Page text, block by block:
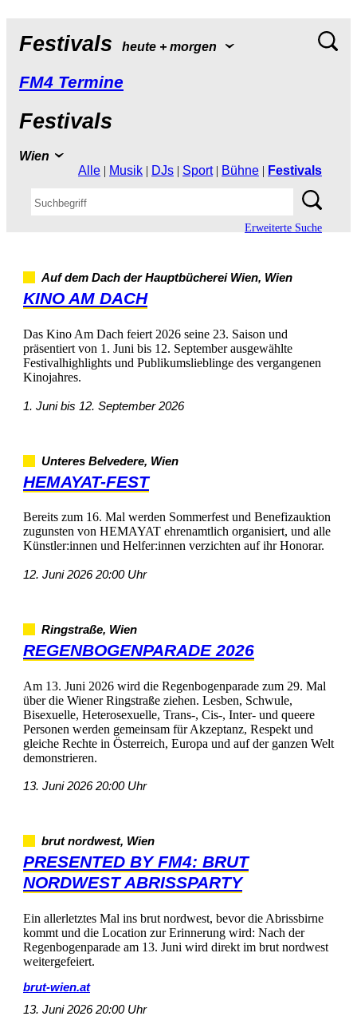
Festivals heute+morgen
FM4Termine
Festivals
Wien
Alle | Musik | DJs | Sport| Bühne | Festivals
ErweiterteSuche
AufdemDachderHauptbüchereiWien,Wien
KINOAMDACH
DasKinoAmDachfeiert2026seine23.Saisonund
präsentiertvon1.Junibis12.Septemberausgewählte
FestivalhighlightsundPublikumslieblingedesvergangenen
Kinojahres.
1.Junibis12.September2026
UnteresBelvedere,Wien
HEMAYAT-FEST
Bereitszum16.MalwerdenSommerfestundBenefizauktion
zugunstenvonHEMAYATehrenamtlichorganisiert,undalle
Künstler:innenundHelfer:innenverzichtenaufihrHonorar.
12.Juni202620:00Uhr
Ringstraße,Wien
REGENBOGENPARADE2026
Am13.Juni2026wirddieRegenbogenparadezum29.Mal
überdieWienerRingstraßeziehen.Lesben,Schwule,
Bisexuelle,Heterosexuelle,Trans-,Cis-,Inter-undqueere
PersonenwerdengemeinsamfürAkzeptanz,Respektund
gleicheRechteinÖsterreich,EuropaundaufderganzenWelt
demonstrieren.
13.Juni202620:00Uhr
brutnordwest,Wien
PRESENTEDBYFM4:BRUT
NORDWESTABRISSPARTY
EinallerletztesMalinsbrutnordwest,bevordieAbrissbirne
kommtunddieLocationzurErinnerungwird:Nachder
Regenbogenparadeam13.Juniwirddirektimbrutnordwest
weitergefeiert.
brut-wien.at
13.Juni202620:00Uhr